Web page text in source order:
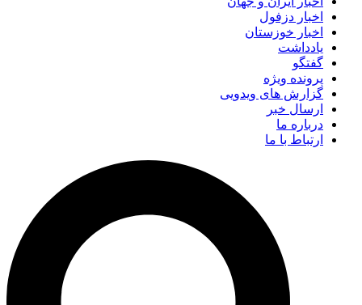
اخبار دزفول
اخبار خوزستان
یادداشت
گفتگو
پرونده ویژه
گزارش های ویدویی
ارسال خبر
درباره ما
ارتباط با ما